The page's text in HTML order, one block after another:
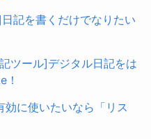
記を書くだけでなりたい
ツール]デジタル日記をは
！
効に使いたいなら「リス